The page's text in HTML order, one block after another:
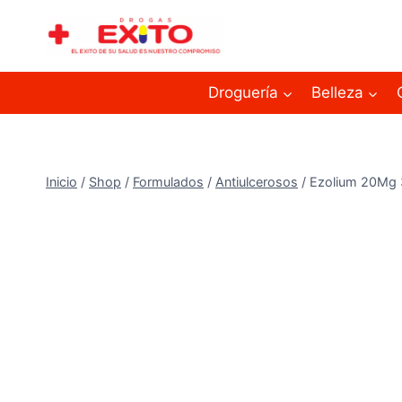
Droguería Belleza
Inicio / Shop / Formulados / Antiulcerosos / Ezolium 20Mg